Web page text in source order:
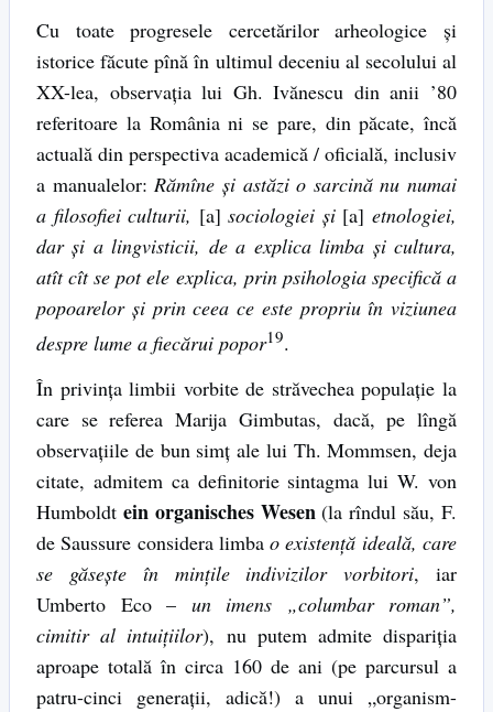
Cu toate progresele cercetărilor arheologice şi
istorice făcute pînă în ultimul deceniu al secolului al
XX-lea, observaţia lui Gh. Ivănescu din anii ’80
referitoare la România ni se pare, din păcate, încă
actuală din perspectiva academică / oficială, inclusiv
a manualelor:Rămîne şi astăzi o sarcină nu numai
a filosofiei culturii, [a] sociologiei şi [a] etnologiei,
dar şi a lingvisticii, de a explica limba şi cultura,
atît cît se pot ele explica, prin psihologia specifică a
popoarelor şi prin ceea ce este propriu în viziunea
despre lume a fiecărui popor19.
În privinţa limbii vorbite de străvechea populaţie la
care se referea Marija Gimbutas, dacă, pe lîngă
observaţiile de bun simţ ale lui Th. Mommsen, deja
citate, admitem ca definitorie sintagma lui W. von
Humboldt ein organisches Wesen(la rîndul său, F.
de Saussure considera limbao existenţă ideală, care
se găseşte în minţile indivizilor vorbitori, iar
Umberto Eco – un imens „columbar roman”,
cimitir al intuiţiilor), nu putem admite dispariţia
aproape totală în circa 160 de ani (pe parcursul a
patru-cinci generaţii, adică!) a unui „organism-